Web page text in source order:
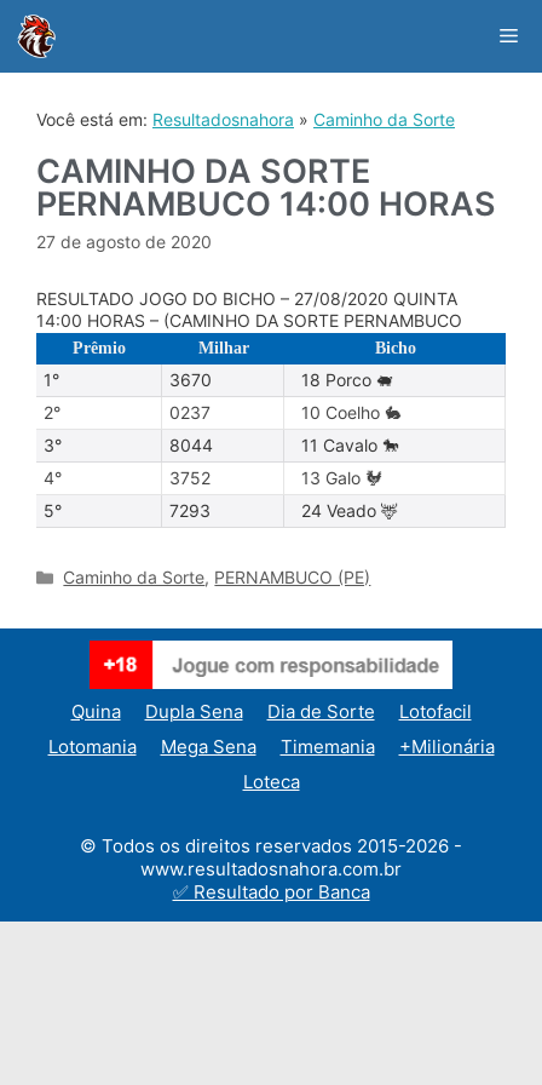
content
Você está em: Resultadosnahora » Caminho da Sorte
CAMINHO DA SORTE
PERNAMBUCO 14:00 HORAS
27 de agosto de 2020
RESULTADO JOGO DO BICHO – 27/08/2020 QUINTA
14:00 HORAS – (CAMINHO DA SORTE PERNAMBUCO
Prêmio Milhar Bicho
1° 3670
18 Porco 🐖
2°
0237
10 Coelho 🐇
3°
8044
11 Cavalo 🐎
4°
3752
13 Galo 🐓
5°
7293 24 Veado 🦌
Categories
Caminho da Sorte, PERNAMBUCO (PE)
Quina Dupla Sena Dia de Sorte
Lotofacil
Lotomania
Mega Sena Timemania
+Milionária
Loteca
© Todos os direitos reservados 2015-2026 -
www.resultadosnahora.com.br
✅ Resultado por Banca